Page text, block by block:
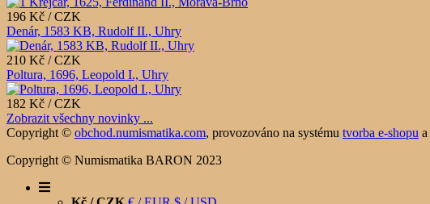
196 Kč / CZK
Denár, 1583 KB, Rudolf II., Uhry
210 Kč / CZK
Poltura, 1696, Leopold I., Uhry
182 Kč / CZK
Zobrazit všechny novinky ...
Copyright © obchod.numismatika.com, provozováno na systému tvorba e-shopu a
Copyright © Numismatika BARON 2023